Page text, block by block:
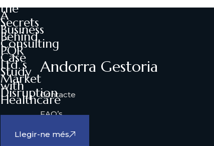
the
Secrets
Behind
PQR
Ltd.’s
Market
Disruption
A
Business
Consulting
Case
Study
with
Healthcare
Llegir-ne més
Andorra Gestoria
Contacte
FAQ’s
Serveis